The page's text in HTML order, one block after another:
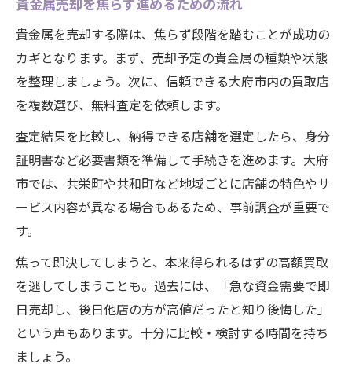
貴金属を売却する際は、焦らず段階を踏むことが成功の
カギとなります。まず、売却予定の貴金属の種類や状態
を整理しましょう。次に、信頼できる大府市内の買取店
を複数選び、無料査定を依頼します。
査定結果を比較し、納得できる店舗を選定したら、身分
証明書など必要書類を準備して手続きを進めます。大府
市では、共栄町や共和町など地域ごとに店舗の特色やサ
ービス内容が異なる場合もあるため、事前調査が重要で
す。
焦って即決してしまうと、本来得られるはずの高額買取
を逃してしまうことも。過去には、「急な資金需要で即
日売却し、後日他店の方が高値だったと知り後悔した」
という声もあります。十分に比較・検討する時間を持ち
ましょう。